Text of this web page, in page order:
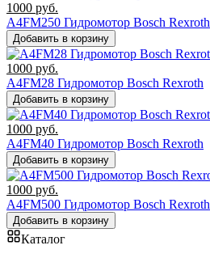
1000 руб.
A4FM250 Гидромотор Bosch Rexroth
Добавить в корзину
1000 руб.
A4FM28 Гидромотор Bosch Rexroth
Добавить в корзину
1000 руб.
A4FM40 Гидромотор Bosch Rexroth
Добавить в корзину
1000 руб.
A4FM500 Гидромотор Bosch Rexroth
Добавить в корзину
Каталог